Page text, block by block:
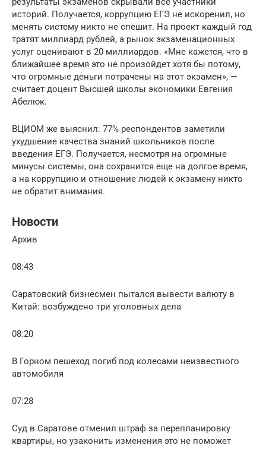
историй. Получается, коррупцию ЕГЭ не искоренил, но
менять систему никто не спешит. На проект каждый год
тратят миллиард рублей, а рынок экзаменационных
услуг оценивают в 20 миллиардов. «Мне кажется, что в
ближайшее время это не произойдет хотя бы потому,
что огромные деньги потрачены на этот экзамен», —
считает доцент Высшей школы экономики Евгения
Абелюк.
ВЦИОМ же выяснил: 77% респондентов заметили
ухудшение качества знаний школьников после
введения ЕГЭ. Получается, несмотря на огромные
минусы системы, она сохранится еще на долгое время,
а на коррупцию и отношение людей к экзамену никто
не обратит внимания.
Новости
Архив
08:43
Саратовский бизнесмен пытался вывести валюту в
Китай: возбуждено три уголовных дела
08:20
В Горном пешеход погиб под колесами неизвестного
автомобиля
07:28
Суд в Саратове отменил штраф за перепланировку
квартиры, но узаконить изменения это не поможет